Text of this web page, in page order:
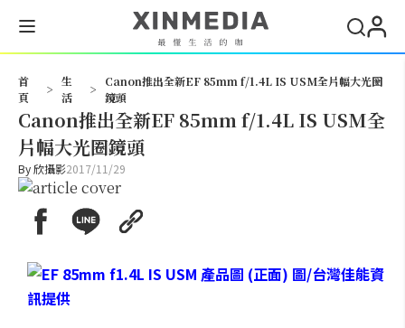
首
頁
>
生
活
>
Canon推出全新EF 85mm f/1.4L IS USM全片幅大光圈
鏡頭
Canon推出全新EF 85mm f/1.4L IS USM全
片幅大光圈鏡頭
By欣攝影2017/11/29